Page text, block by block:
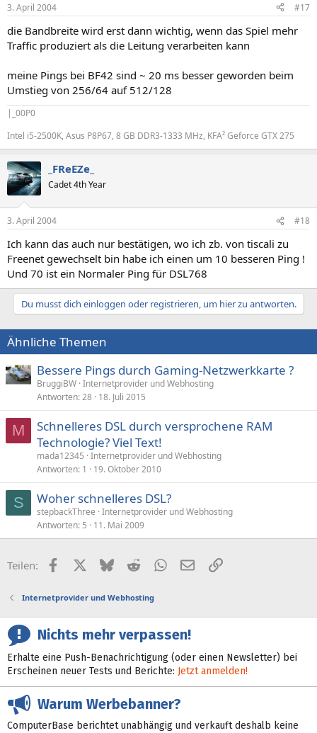
3. April 2004 #17
die Bandbreite wird erst dann wichtig, wenn das Spiel mehr
Traffic produziert als die Leitung verarbeiten kann
meine Pings bei BF42 sind ~ 20 ms besser geworden beim
Umstieg von 256/64 auf 512/128
|_00P0
Intel i5-2500K, Asus P8P67, 8 GB DDR3-1333 MHz, KFA² Geforce GTX 275
_FReEZe_
Cadet 4th Year
3. April 2004 #18
Ich kann das auch nur bestätigen, wo ich zb. von tiscali zu
Freenet gewechselt bin habe ich einen um 10 besseren Ping !
Und 70 ist ein Normaler Ping für DSL768
Du musst dich einloggen oder registrieren, um hier zu antworten.
Ähnliche Themen
Bessere Pings durch Gaming-Netzwerkkarte ?
BruggiBW Internetprovider und Webhosting
Antworten 28 18. Juli 2015
M
Schnelleres DSL durch versprochene RAM
Technologie? Viel Text!
mada12345 Internetprovider und Webhosting
Antworten 1 19. Oktober 2010
S Woher schnelleres DSL?
stepbackThree Internetprovider und Webhosting
Antworten 5 11. Mai 2009
Teilen: FacebookX (Twitter)
BlueskyRedditWhatsApp
E-MailLink
Internetprovider und Webhosting
Nichts mehr verpassen!
Erhalte eine Push-Benachrichtigung (oder einen Newsletter) bei
Erscheinen neuer Tests und Berichte: Jetzt anmelden!
Warum Werbebanner?
ComputerBase berichtet unabhängig und verkauft deshalb keine